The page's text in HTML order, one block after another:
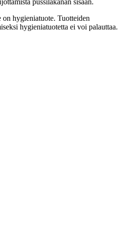
pussilakanan sisään.
on hygieniatuote. Tuotteiden
hygieniatuotetta ei voi palauttaa.